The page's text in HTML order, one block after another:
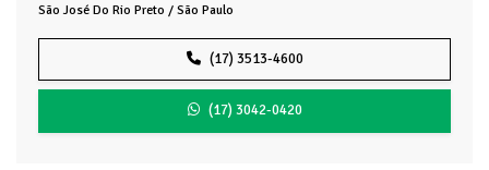
São José Do Rio Preto / São Paulo
(17) 3513-4600
(17) 3042-0420